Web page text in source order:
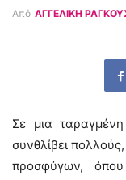
Από ΑΓΓΕΛΙΚΗ
Σε μια
συνθλίβει
προσφύγων,